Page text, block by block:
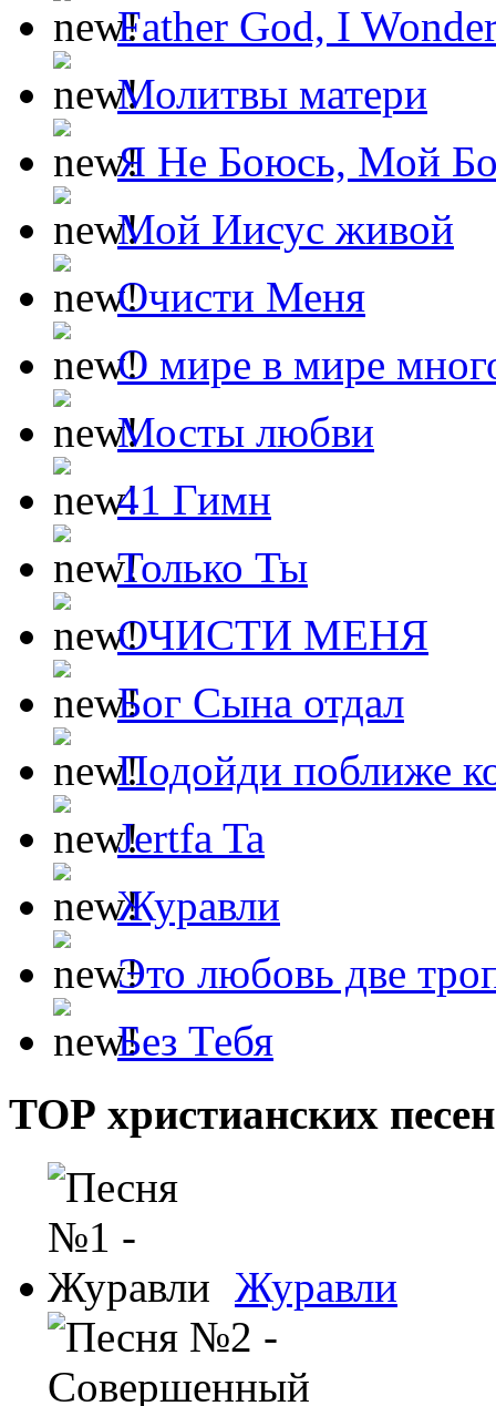
Father God, I
Молитвы матери
Я Не Боюсь, Мой
Мой Иисус живой
Очисти Меня
О мире в мире
Мосты любви
41 Гимн
Только Ты
ОЧИСТИ МЕНЯ
Бог Сына отдал
Подойди поближе
Jertfa Ta
Журавли
Это любовь две
Без Тебя
ТОР христианских песен
Журавли